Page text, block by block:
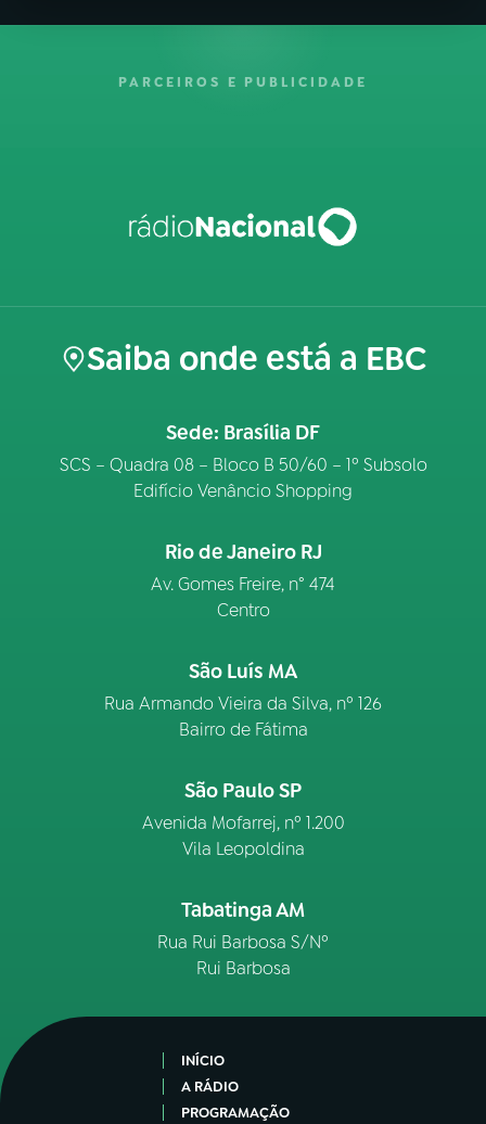
PARCEIROS E PUBLICIDADE
Saiba onde está a EBC
Sede: Brasília DF
SCS – Quadra 08 – Bloco B 50/60 – 1º Subsolo
Edifício Venâncio Shopping
Rio de Janeiro RJ
Av. Gomes Freire, n° 474
Centro
São Luís MA
Rua Armando Vieira da Silva, nº 126
Bairro de Fátima
São Paulo SP
Avenida Mofarrej, nº 1.200
Vila Leopoldina
Tabatinga AM
Rua Rui Barbosa S/Nº
Rui Barbosa
INÍCIO
A RÁDIO
PROGRAMAÇÃO